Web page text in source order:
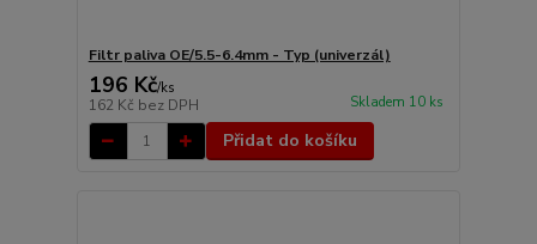
Filtr paliva OE/5.5-6.4mm - Typ (univerzál)
196 Kč/ks
162 Kč bez DPH Skladem 10 ks
Přidat do košíku